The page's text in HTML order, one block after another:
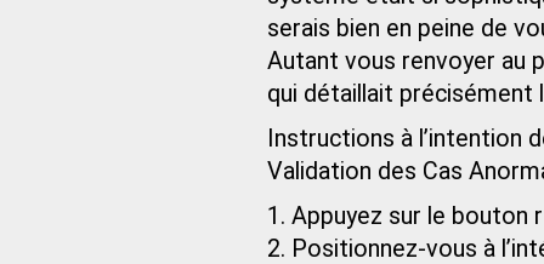
serais bien en peine de
Autant vous renvoyer au
qui détaillait précisément
Instructions à l’intention
Validation des Cas
1. Appuyez sur le bouton
2. Positionnez-vous à